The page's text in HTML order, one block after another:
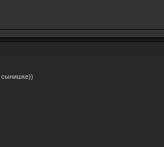
сынишке))